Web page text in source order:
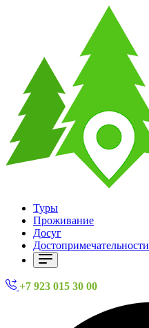
Туры
Проживание
Досуг
Достопримечательности
+7 923 015 30 00